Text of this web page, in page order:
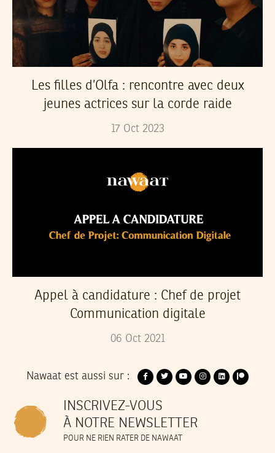
Les filles d’Olfa : rencontre avec deux
jeunes actrices sur la corde raide
17 Oct 2023
Appel à candidature : Chef de projet
Communication digitale
06 Oct 2021
Nawaat est aussi sur :
INSCRIVEZ-VOUS
À NOTRE NEWSLETTER
POUR NE RIEN RATER DE NAWAAT